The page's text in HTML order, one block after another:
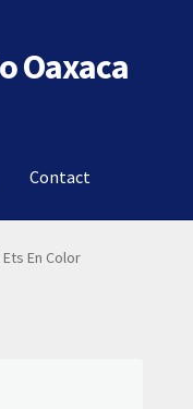
Oaxaca
Contact
En Color